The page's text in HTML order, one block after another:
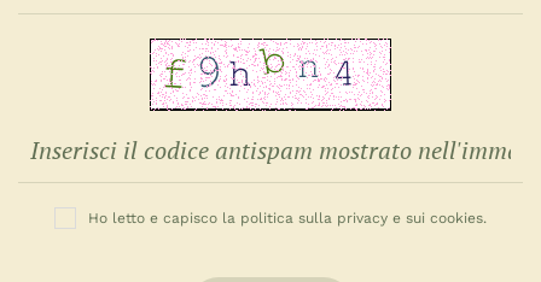
Ho letto e capisco la politica sulla privacy e sui cookies.